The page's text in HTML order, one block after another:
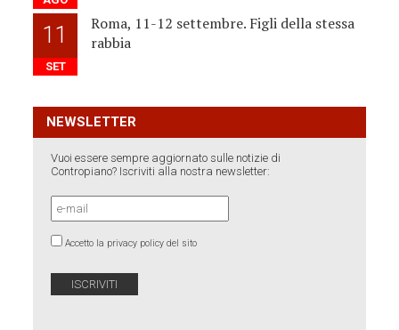
11
SET
Roma, 11-12 settembre. Figli della stessa
rabbia
NEWSLETTER
Vuoi essere sempre aggiornato sulle notizie di
Contropiano? Iscriviti alla nostra newsletter:
Accetto la privacy policy del sito